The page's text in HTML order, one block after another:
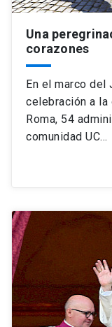
Una
corazones
En el marco del
celebración a
Roma, 54
comunidad UC…